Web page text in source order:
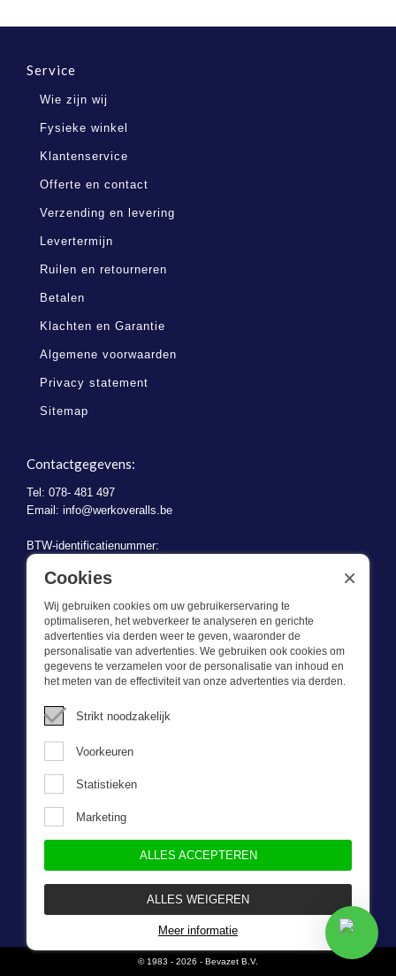
Service
Wie zijn wij
Fysieke winkel
Klantenservice
Offerte en contact
Verzending en levering
Levertermijn
Ruilen en retourneren
Betalen
Klachten en Garantie
Algemene voorwaarden
Privacy statement
Sitemap
Contactgegevens:
Tel: 078- 481 497
Email: info@werkoveralls.be
BTW-identificatienummer:
BE 0721.730.280
Wat we doen
Deze webshop is onderdeel van BEVAZET BV. Bevazet levert al
sinds 1983 bedrijfskleding aan grote en kleinere ondernemingen.
We hebben een eigen winkel/showroom in Brandwijk. Onze klanten
bieden we kwalitatief goede en sterke bedrijfskleding tegen een
scherpe prijs. Onze service is snel, we zijn voorraadhoudend,
eigen ontwerpster. Neem gerust contact met ons op.
© 1983 - 2026 - Bevazet B.V.
Cookies
Wij gebruiken cookies om uw gebruikerservaring te
optimaliseren, het webverkeer te analyseren en gerichte
advertenties via derden weer te geven, waaronder de
personalisatie van advertenties. We gebruiken ook cookies om
gegevens te verzamelen voor de personalisatie van inhoud en
het meten van de effectiviteit van onze advertenties via derden.
Strikt noodzakelijk
Voorkeuren
Statistieken
Marketing
ALLES ACCEPTEREN
ALLES WEIGEREN
Meer informatie
×